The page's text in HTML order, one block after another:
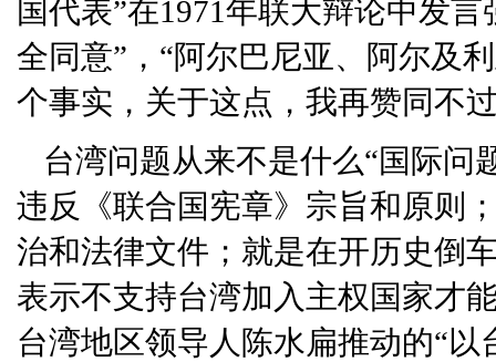
国代表”在1971年联大辩论中发
全同意”，“阿尔巴尼亚、阿尔及
个事实，关于这点，我再赞同不
台湾问题从来不是什么“国际问
违反《联合国宪章》宗旨和原则
治和法律文件；就是在开历史倒
表示不支持台湾加入主权国家才
台湾地区领导人陈水扁推动的“